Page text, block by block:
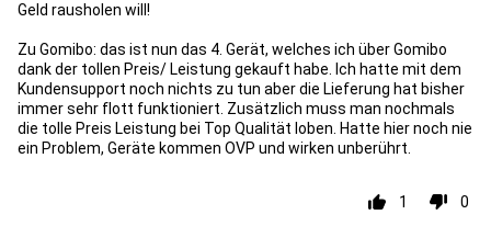
Geld rausholen will!
Zu Gomibo: das ist nun das 4. Gerät, welches ich über Gomibo
dank der tollen Preis/ Leistung gekauft habe. Ich hatte mit dem
Kundensupport noch nichts zu tun aber die Lieferung hat bisher
immer sehr flott funktioniert. Zusätzlich muss man nochmals
die tolle Preis Leistung bei Top Qualität loben. Hatte hier noch nie
ein Problem, Geräte kommen OVP und wirken unberührt.
1 0